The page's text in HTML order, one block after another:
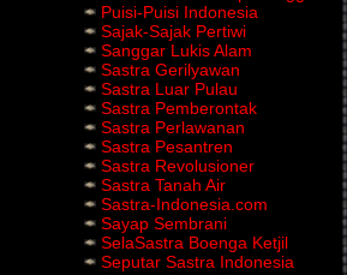
Puisi-Puisi Indonesia
Sajak-Sajak Pertiwi
Sanggar Lukis Alam
Sastra Gerilyawan
Sastra Luar Pulau
Sastra Pemberontak
Sastra Perlawanan
Sastra Pesantren
Sastra Revolusioner
Sastra Tanah Air
Sastra-Indonesia.com
Sayap Sembrani
SelaSastra Boenga Ketjil
Seputar Sastra Indonesia